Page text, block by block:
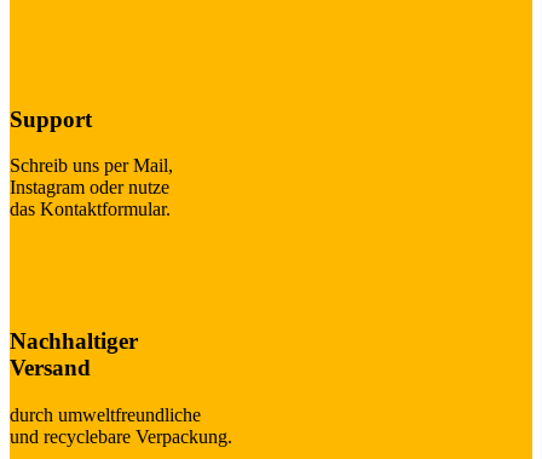
Support
Schreib uns per Mail,
Instagram oder nutze
das Kontaktformular.
Nachhaltiger
Versand
durch umweltfreundliche
und recyclebare Verpackung.